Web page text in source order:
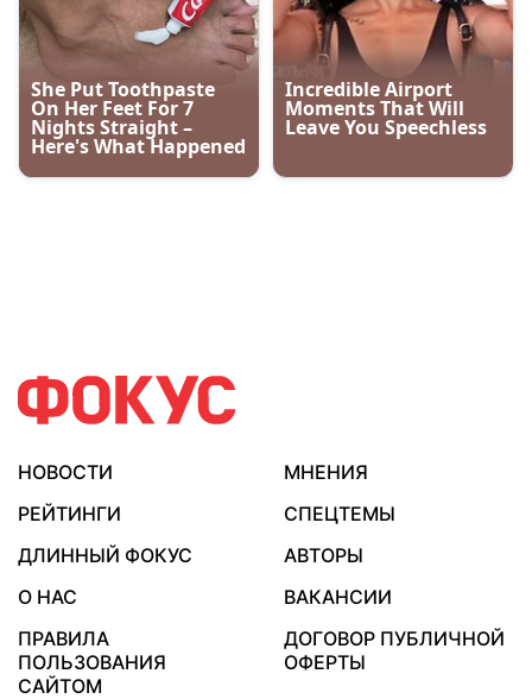
НОВОСТИ
МНЕНИЯ
РЕЙТИНГИ
СПЕЦТЕМЫ
ДЛИННЫЙ ФОКУС
АВТОРЫ
О НАС
ВАКАНСИИ
ПРАВИЛА
ПОЛЬЗОВАНИЯ
САЙТОМ
ДОГОВОР ПУБЛИЧНОЙ
ОФЕРТЫ